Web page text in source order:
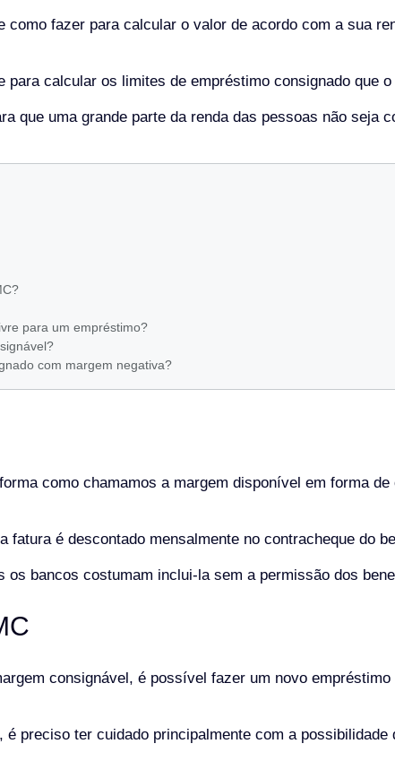
como fazer para calcular o valor de acordo com a sua
para calcular os limites de empréstimo consignado que
que uma grande parte da renda das pessoas não seja
para um empréstimo?
com margem negativa?
como chamamos a margem disponível em forma
fatura é descontado mensalmente no contracheque do
os bancos costumam inclui-la sem a permissão dos
consignável, é possível fazer um novo
preciso ter cuidado principalmente com a possibilidade